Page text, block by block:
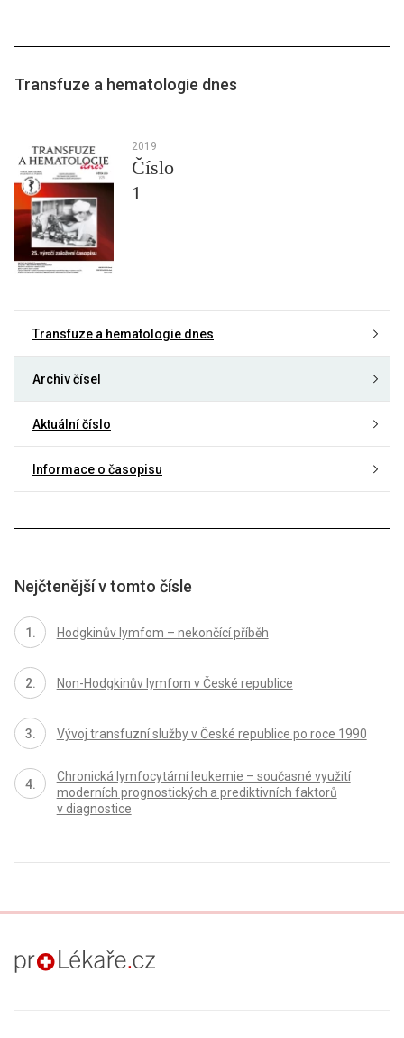
Transfuze a hematologie dnes
2019
Číslo
1
Transfuze a hematologie dnes
Archiv čísel
Aktuální číslo
Informace o časopisu
Nejčtenější v tomto čísle
Hodgkinův lymfom – nekončící příběh
Non-Hodgkinův lymfom v České republice
Vývoj transfuzní služby v České republice po roce 1990
Chronická lymfocytární leukemie – současné využití
moderních prognostických a prediktivních faktorů
v diagnostice
proLékaře.cz